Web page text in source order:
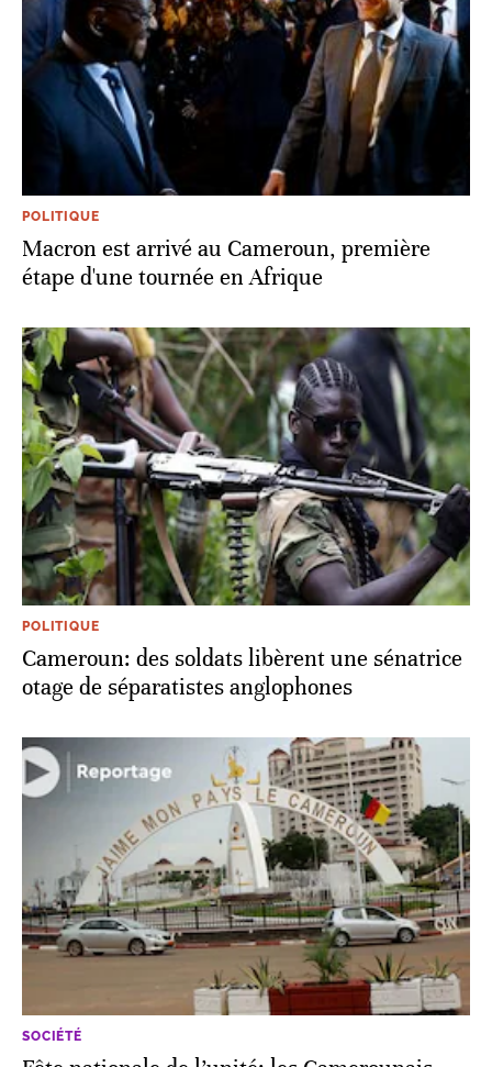
POLITIQUE
Macron est arrivé au Cameroun, première
étape d'une tournée en Afrique
POLITIQUE
Cameroun: des soldats libèrent une sénatrice
otage de séparatistes anglophones
SOCIÉTÉ